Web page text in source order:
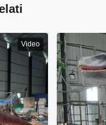
Video